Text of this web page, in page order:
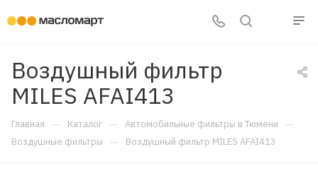
Воздушный фильтр
MILES AFAI413
Главная — Каталог — Автомобильные фильтры в Тюмени —
Воздушные фильтры — Воздушный фильтр MILES AFAI413